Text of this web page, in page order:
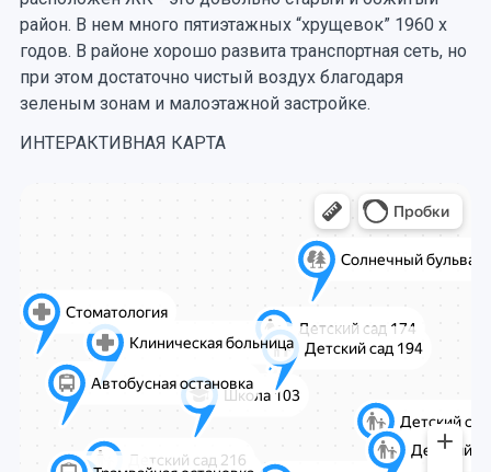
район. В нем много пятиэтажных “хрущевок” 1960 х
годов. В районе хорошо развита транспортная сеть, но
при этом достаточно чистый воздух благодаря
зеленым зонам и малоэтажной застройке.
ИНТЕРАКТИВНАЯ КАРТА